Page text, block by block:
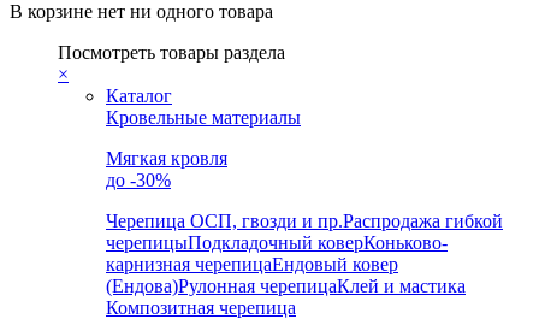
В корзине нет ни одного товара
Посмотреть товары раздела
×
Каталог
Кровельные материалы
Мягкая кровля
до -30%
Черепица ОСП, гвозди и пр.Распродажа гибкой
черепицыПодкладочный коверКоньково-
карнизная черепицаЕндовый ковер
(Ендова)Рулонная черепицаКлей и мастика
Композитная черепица